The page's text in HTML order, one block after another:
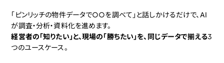
「ピンリッチの物件データで○○を調べて」と話しかけるだけで、AI
が調査・分析・資料化を進めます。
経営者の「知りたい」と、現場の「勝ちたい」を、同じデータで揃える3
つのユースケース。